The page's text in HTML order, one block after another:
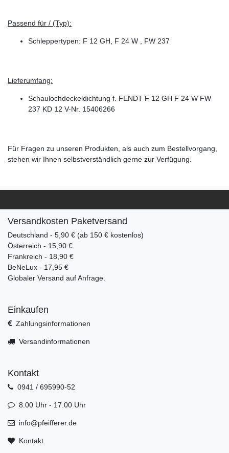
Passend für / (Typ):
Schleppertypen: F 12 GH, F 24 W , FW 237
Lieferumfang:
Schaulochdeckeldichtung f. FENDT F 12 GH F 24 W FW
237 KD 12 V-Nr. 15406266
Für Fragen zu unseren Produkten, als auch zum Bestellvorgang,
stehen wir Ihnen selbstverständlich gerne zur Verfügung.
Versandkosten Paketversand
Deutschland - 5,90 € (ab 150 € kostenlos)
Österreich - 15,90 €
Frankreich - 18,90 €
BeNeLux - 17,95 €
Globaler Versand auf Anfrage.
Einkaufen
Zahlungsinformationen
Versandinformationen
Kontakt
0941 / 695990-52
8.00 Uhr - 17.00 Uhr
info@pfeifferer.de
Kontakt